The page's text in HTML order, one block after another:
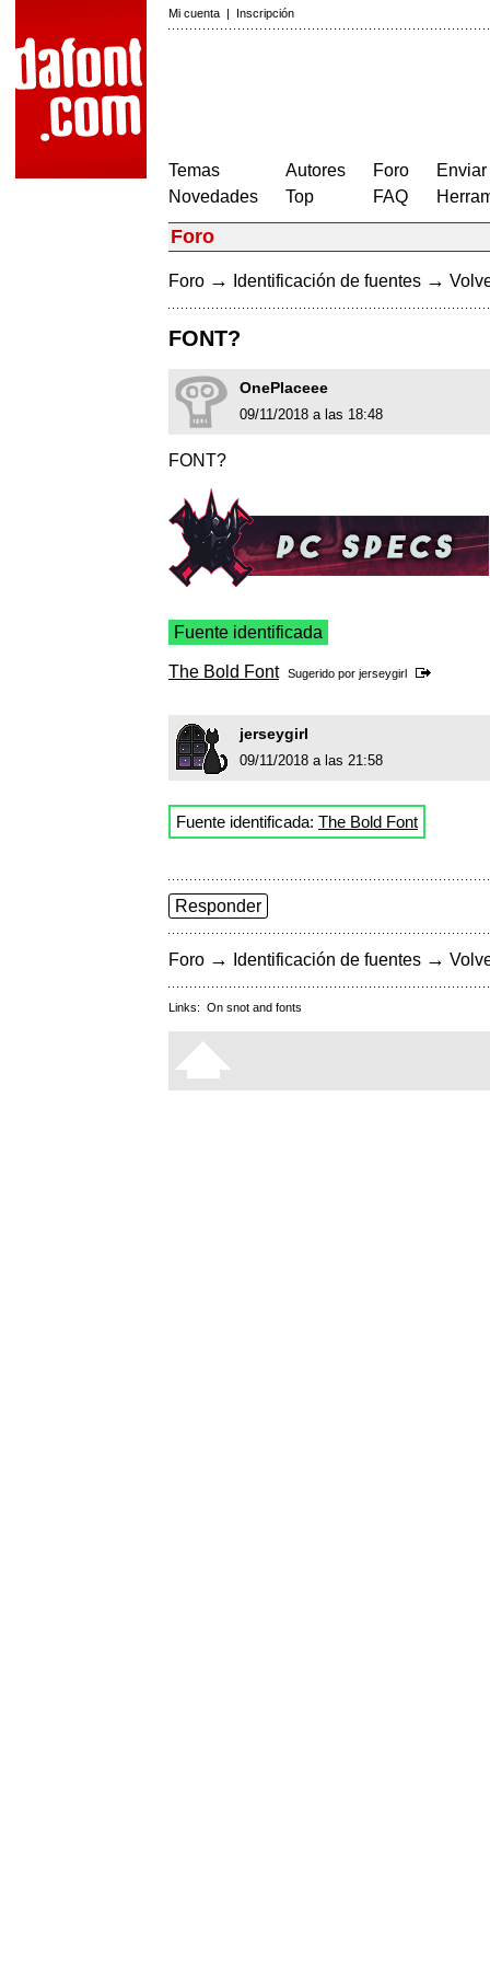
Mi cuenta | Inscripción
Temas
Novedades
Autores
Top
Foro
FAQ
Foro
Foro → Identificación de fuentes →
FONT?
OnePlaceee
09/11/2018 a las 18:48
FONT?
Fuente identificada
The Bold Font Sugerido por jerseygirl
jerseygirl
09/11/2018 a las 21:58
Fuente identificada: The Bold Font
Responder
Foro → Identificación de fuentes →
Links: On snot and fonts